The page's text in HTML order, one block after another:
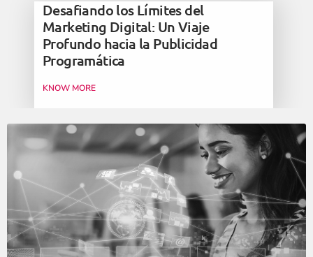
Desafiando los Límites del
Marketing Digital: Un Viaje
Profundo hacia la Publicidad
Programática
KNOW MORE